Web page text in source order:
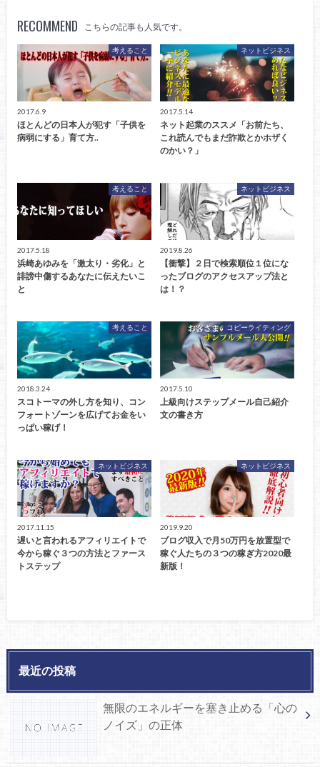
RECOMMEND こちらの記事も人気です。
考えること
2017.6.9
ほとんどの日本人が犯す「子供を
病弱にする」育て方..
ネットビジネス
2017.5.14
ネット起業のススメ「お前たち、
これ読んでもまだ詐欺とかホザく
のかい？」
考えること
2017.5.18
浜崎あゆみを「激太り・劣化」と
誹謗中傷するあなたに伝えたいこ
と
ネットビジネス
2019.8.26
【衝撃】２日で検索順位１位にな
ったブログのアクセスアップ法と
は！？
考えること
2018.3.24
スコトーマの外し方を知り、コン
フォートゾーンを広げてお金をい
っぱい稼げ！
コピーライティング
2017.5.10
上級向けステップメール自己紹介
文の書き方
ネットビジネス
2017.11.15
遅いと言われるアフィリエイトで
今から稼ぐ３つの方法とファース
トステップ
ネットビジネス
2019.9.20
ブログ収入で月50万円を放置型で
稼ぐ人たちの３つの稼ぎ方2020最
新版！
最近の投稿
無限のエネルギーを塞き止める「心の
ノイズ」の正体